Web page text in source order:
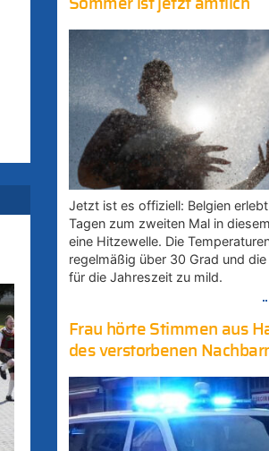
Sommer ist jetzt amtlich
Jetzt ist es offiziell: Belgien
Tagen zum zweiten Mal in
eine Hitzewelle. Die
regelmäßig über 30 Grad und
für die Jahreszeit zu mild.
Frau hörte Stimmen aus
des verstorbenen